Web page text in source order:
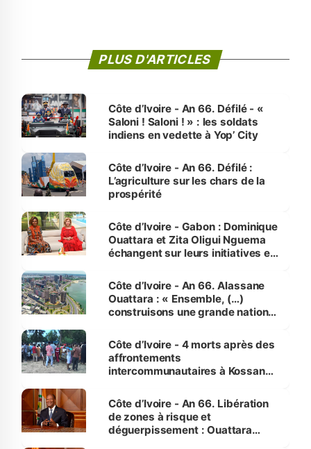
PLUS D'ARTICLES
Côte d’Ivoire - An 66. Défilé - «
Saloni ! Saloni ! » : les soldats
indiens en vedette à Yop’ City
Côte d’Ivoire - An 66. Défilé :
L’agriculture sur les chars de la
prospérité
Côte d’Ivoire - Gabon : Dominique
Ouattara et Zita Oligui Nguema
échangent sur leurs initiatives en
enfants
Côte d’Ivoire - An 66. Alassane
Ouattara : « Ensemble, (…)
construisons une grande nation
générations futures »
Côte d’Ivoire - 4 morts après des
affrontements
intercommunautaires à Kossandji
milieu des sinistrés
Côte d’Ivoire - An 66. Libération
de zones à risque et
déguerpissement : Ouattara